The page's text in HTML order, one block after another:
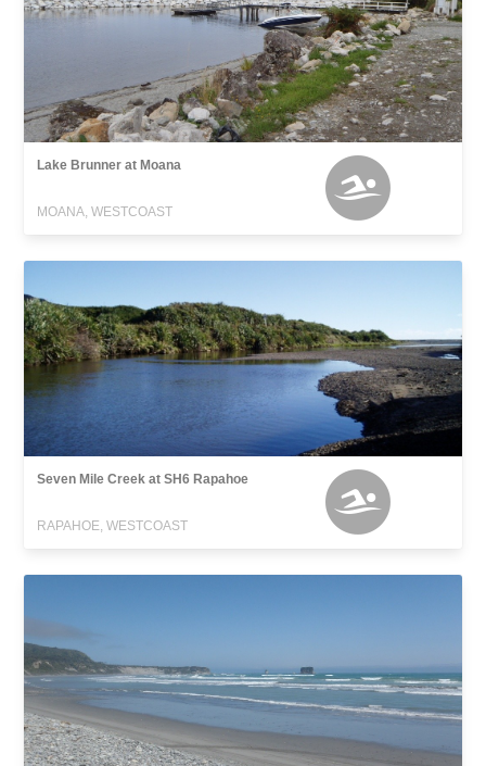
Lake Brunner at Moana
MOANA, WESTCOAST
Seven Mile Creek at SH6 Rapahoe
RAPAHOE, WESTCOAST